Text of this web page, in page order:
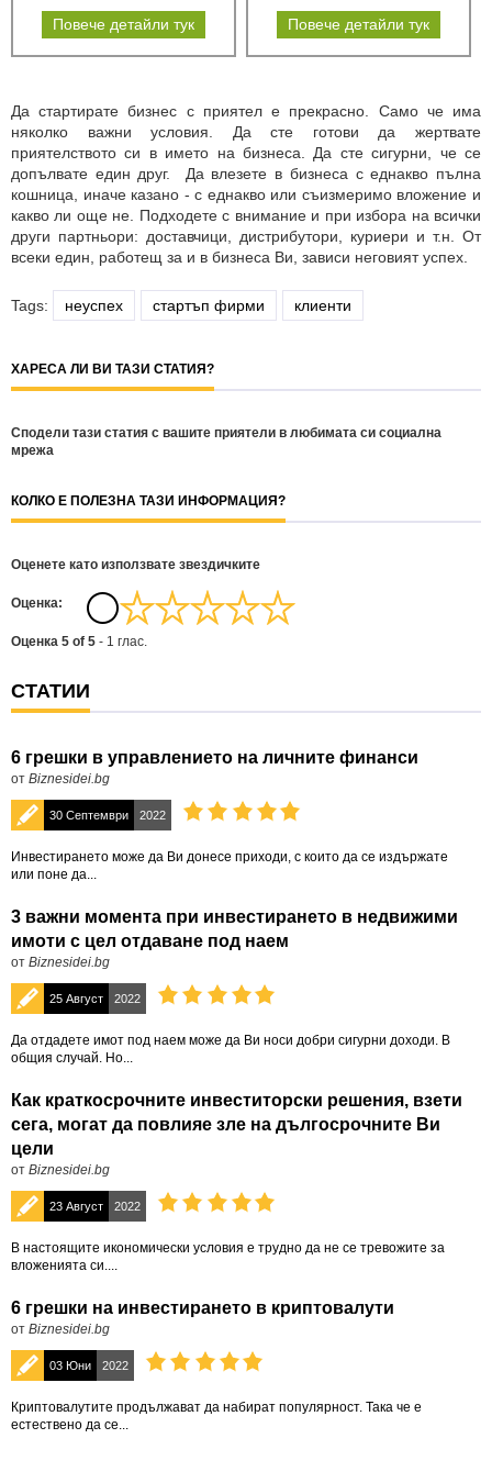
Повече детайли тук Повече детайли тук
Да стартирате бизнес с приятел е прекрасно. Само че има
няколко важни условия. Да сте готови да жертвате
приятелството си в името на бизнеса. Да сте сигурни, че се
допълвате един друг. Да влезете в бизнеса с еднакво пълна
кошница, иначе казано - с еднакво или съизмеримо вложение и
какво ли още не. Подходете с внимание и при избора на всички
други партньори: доставчици, дистрибутори, куриери и т.н. От
всеки един, работещ за и в бизнеса Ви, зависи неговият успех.
Tags: неуспех стартъп фирми клиенти
ХАРЕСА ЛИ ВИ ТАЗИ СТАТИЯ?
Сподели тази статия с вашите приятели в любимата си социална
мрежа
КОЛКО Е ПОЛЕЗНА ТАЗИ ИНФОРМАЦИЯ?
Оценете като използвате звездичките
Oценка:
Оценка 5 of 5 - 1 глас.
СТАТИИ
6 грешки в управлението на личните финанси
от Biznesidei.bg
30 Септември 2022
Инвестирането може да Ви донесе приходи, с които да се издържате
или поне да...
3 важни момента при инвестирането в недвижими
имоти с цел отдаване под наем
от Biznesidei.bg
25 Август 2022
Да отдадете имот под наем може да Ви носи добри сигурни доходи. В
общия случай. Но...
Как краткосрочните инвеститорски решения, взети
сега, могат да повлияе зле на дългосрочните Ви
цели
от Biznesidei.bg
23 Август 2022
В настоящите икономически условия е трудно да не се тревожите за
вложенията си....
6 грешки на инвестирането в криптовалути
от Biznesidei.bg
03 Юни 2022
Криптовалутите продължават да набират популярност. Така че е
естествено да се...